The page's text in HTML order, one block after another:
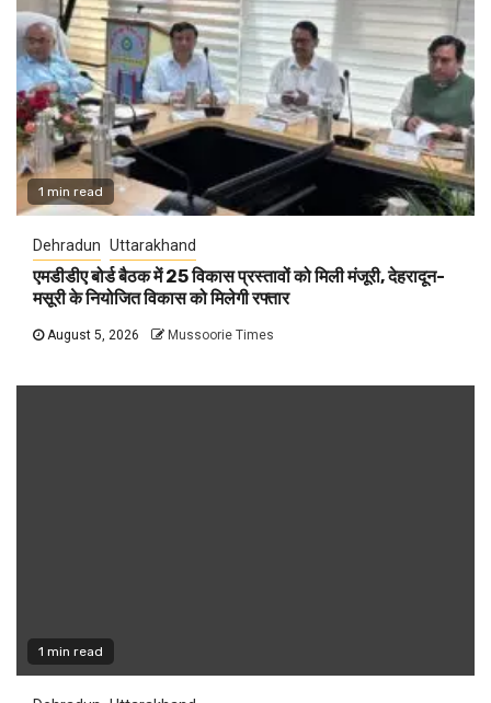
1 min read
Dehradun Uttarakhand
एमडीडीए बोर्ड बैठक में 25 विकास प्रस्तावों को मिली मंजूरी, देहरादून-
मसूरी के नियोजित विकास को मिलेगी रफ्तार
August 5, 2026 Mussoorie Times
1 min read